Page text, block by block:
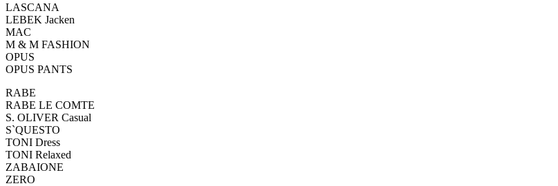
LASCANA
LEBEK Jacken
MAC
M & M FASHION
OPUS
OPUS PANTS
RABE
RABE LE COMTE
S. OLIVER Casual
S`QUESTO
TONI Dress
TONI Relaxed
ZABAIONE
ZERO